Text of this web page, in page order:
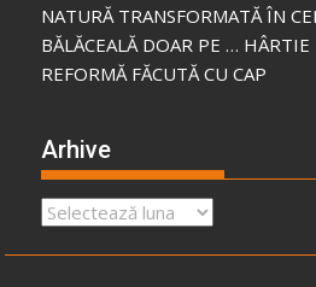
NATURĂ TRANSFORMATĂ ÎN
BĂLĂCEALĂ DOAR PE … HÂRTIE
REFORMĂ FĂCUTĂ CU CAP
Arhive
Arhive